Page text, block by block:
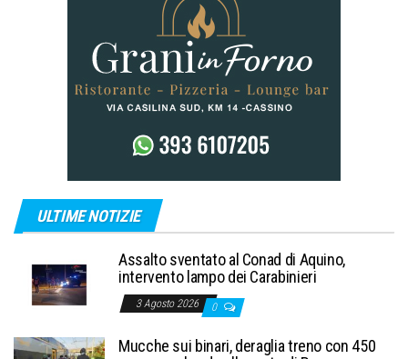
ULTIME NOTIZIE
Assalto sventato al Conad di Aquino,
intervento lampo dei Carabinieri
3 Agosto 2026 0
Mucche sui binari, deraglia treno con 450